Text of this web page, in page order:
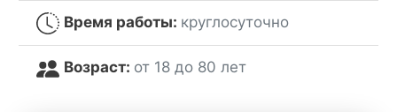
Время работы: круглосуточно
Возраст: от 18 до 80 лет